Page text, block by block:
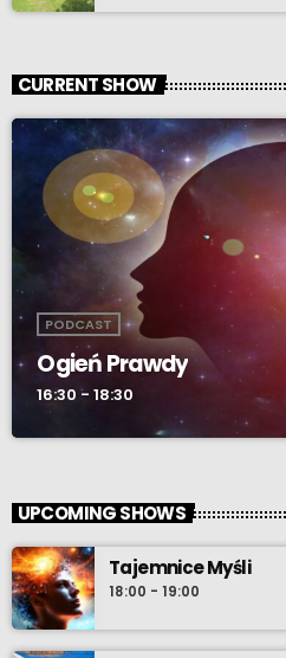
CURRENT SHOW
PODCAST
Ogień Prawdy
16:30 - 18:30
UPCOMING SHOWS
Tajemnice Myśli
18:00 - 19:00